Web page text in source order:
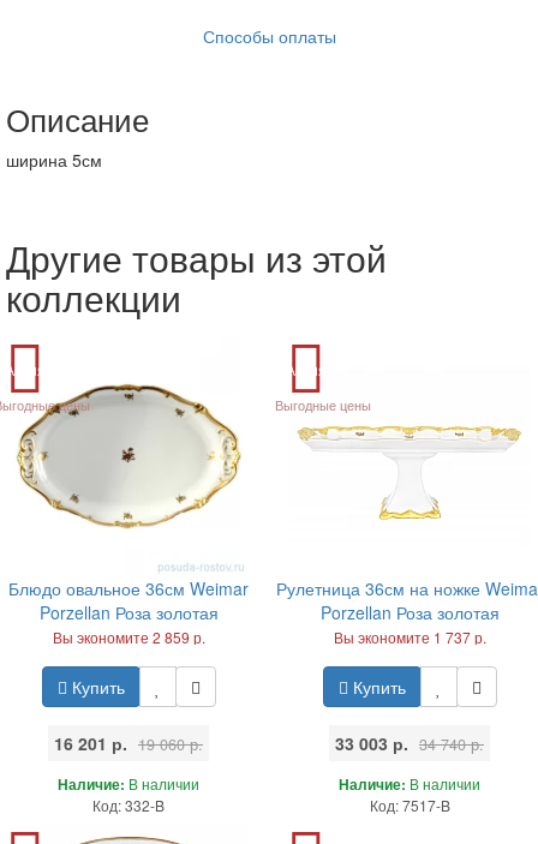
Способы оплаты
Описание
ширина 5см
Другие товары из этой
коллекции
Акция
цены
Блюдо овальное 36см Weimar
Porzellan Роза золотая
Вы экономите 2 859 р.
Купить
16 201 р. 19 060 р.
Наличие: В наличии
Код: 332-B
Акция
Выгодные цены
Рулетница 36см на ножке
Porzellan Роза золотая
Вы экономите 1 737 р.
Купить
33 003 р. 34 740 р.
Наличие: В наличии
Код: 7517-B